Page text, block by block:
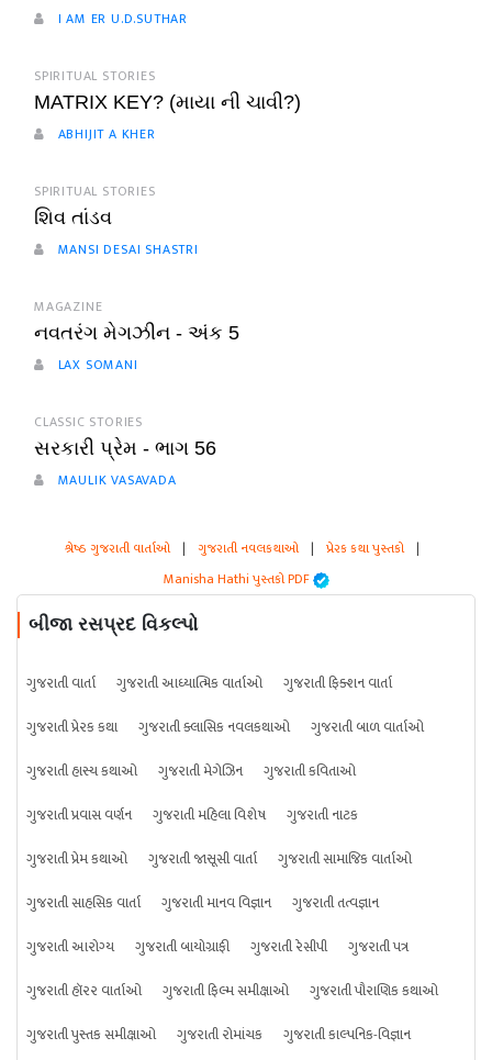
I AM ER U.D.SUTHAR
SPIRITUAL STORIES
MATRIX KEY? (માયા ની ચાવી?)
ABHIJIT A KHER
SPIRITUAL STORIES
શિવ તાંડવ
MANSI DESAI SHASTRI
MAGAZINE
નવતરંગ મેગઝીન - અંક 5
LAX SOMANI
CLASSIC STORIES
સરકારી પ્રેમ - ભાગ 56
MAULIK VASAVADA
શ્રેષ્ઠ ગુજરાતી વાર્તાઓ | ગુજરાતી નવલકથાઓ | પ્રેરક કથા પુસ્તકો |
Manisha Hathi પુસ્તકો PDF
બીજા રસપ્રદ વિકલ્પો
ગુજરાતી વાર્તા ગુજરાતી આધ્યાત્મિક વાર્તાઓ
ગુજરાતી ફિક્શન વાર્તા
ગુજરાતી પ્રેરક કથા
ગુજરાતી ક્લાસિક નવલકથાઓ
ગુજરાતી બાળ વાર્તાઓ
ગુજરાતી હાસ્ય કથાઓ
ગુજરાતી મેગેઝિન
ગુજરાતી કવિતાઓ
ગુજરાતી પ્રવાસ વર્ણન
ગુજરાતી મહિલા વિશેષ
ગુજરાતી નાટક
ગુજરાતી પ્રેમ કથાઓ
ગુજરાતી જાસૂસી વાર્તા
ગુજરાતી સામાજિક વાર્તાઓ
ગુજરાતી સાહસિક વાર્તા
ગુજરાતી માનવ વિજ્ઞાન
ગુજરાતી તત્વજ્ઞાન
ગુજરાતી આરોગ્ય
ગુજરાતી બાયોગ્રાફી ગુજરાતી રેસીપી
ગુજરાતી પત્ર
ગુજરાતી હૉરર વાર્તાઓ
ગુજરાતી ફિલ્મ સમીક્ષાઓ
ગુજરાતી પૌરાણિક કથાઓ
ગુજરાતી પુસ્તક સમીક્ષાઓ
ગુજરાતી રોમાંચક
ગુજરાતી કાલ્પનિક-વિજ્ઞાન